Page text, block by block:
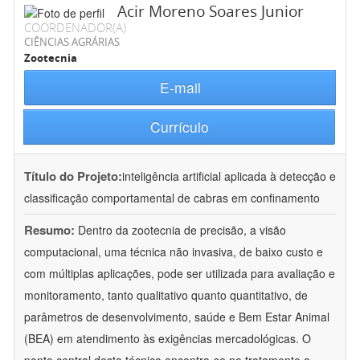
Acir Moreno Soares Junior
COORDENADOR(A)
CIÊNCIAS AGRÁRIAS
Zootecnia
E-mail
Currículo
Título do Projeto:inteligência artificial aplicada à detecção e
classificação comportamental de cabras em confinamento
Resumo: Dentro da zootecnia de precisão, a visão
computacional, uma técnica não invasiva, de baixo custo e
com múltiplas aplicações, pode ser utilizada para avaliação e
monitoramento, tanto qualitativo quanto quantitativo, de
parâmetros de desenvolvimento, saúde e Bem Estar Animal
(BEA) em atendimento às exigências mercadológicas. O